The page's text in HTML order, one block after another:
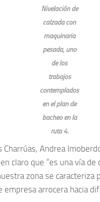
Nivelación de
calzada con
maquinaria
pesada, uno
de los
trabajos
contemplados
en el plan de
bacheo en la
ruta 4.
Andrea
claro que “es una vía
zona se caracteriza
arrocera hacia